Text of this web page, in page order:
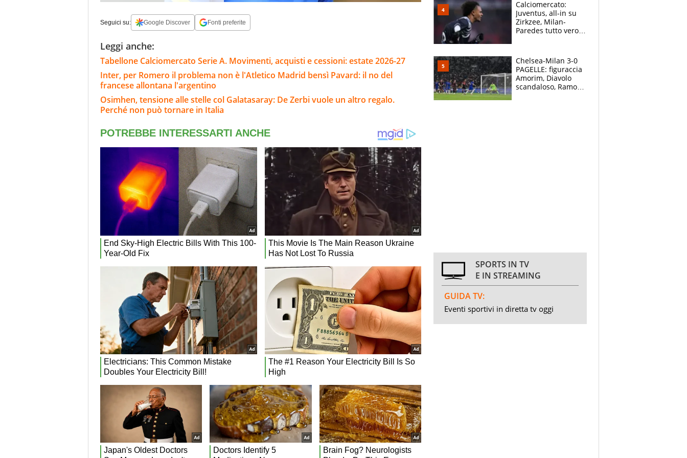
Seguici su: Google Discover Fonti preferite
Leggi anche:
Tabellone Calciomercato Serie A. Movimenti, acquisti e cessioni: estate 2026-27
Inter, per Romero il problema non è l'Atletico Madrid bensì Pavard: il no del
francese allontana l'argentino
Osimhen, tensione alle stelle col Galatasaray: De Zerbi vuole un altro regalo.
Perché non può tornare in Italia
Calciomercato:
Juventus, all-in su
Zirkzee, Milan-
Paredes tutto vero,
Chelsea-Milan 3-0
PAGELLE: figuraccia
Amorim, Diavolo
scandaloso, Ramos
SPORTS IN TV
E IN STREAMING
GUIDA TV:
Eventi sportivi in diretta tv oggi